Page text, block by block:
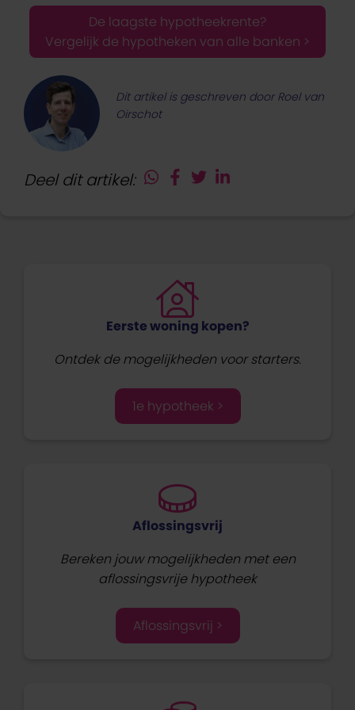
De laagste hypotheekrente?
Vergelijk de hypotheken van alle banken >
Dit artikel is geschreven door Roel van
Oirschot
Deel dit artikel:
Eerste woning kopen?
Ontdek de mogelijkheden voor starters.
1e hypotheek >
Aflossingsvrij
Bereken jouw mogelijkheden met een
aflossingsvrije hypotheek
Aflossingsvrij >